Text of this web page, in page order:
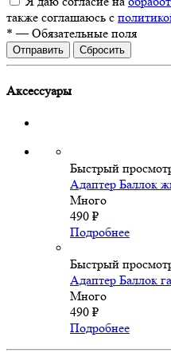
также соглашаюсь с
* —Обязательные поля
Сбросить
Аксессуары
Быстрый
Адаптер Баллок
Много
490 ₽
Подробнее
Быстрый
Адаптер Баллок
Много
490 ₽
Подробнее